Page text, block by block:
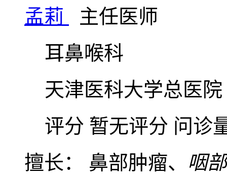
孟莉
主任医师
耳鼻喉科
天津医科大学总医院
评分 暂无评分 问诊
擅长： 鼻部肿瘤、 咽